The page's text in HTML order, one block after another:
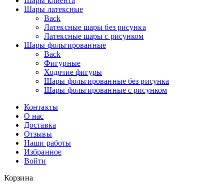
Шары латексные
Back
Латексные шары без рисунка
Латексные шары с рисунком
Шары фольгированные
Back
Фигурные
Ходячие фигуры
Шары фольгированные без рисунка
Шары фольгированные с рисунком
Контакты
О нас
Доставка
Отзывы
Наши работы
Избранное
Войти
Корзина